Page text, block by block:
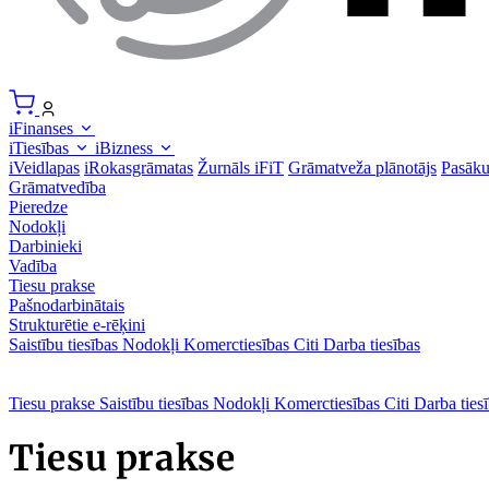
iFinanses
iTiesības
iBizness
iVeidlapas iRokasgrāmatas Žurnāls iFiT Grāmatveža plānotājs
Grāmatvedība
Pieredze
Nodokļi
Darbinieki
Vadība
Tiesu prakse
Pašnodarbinātais
Strukturētie e-rēķini
Saistību tiesības Nodokļi Komerctiesības Citi Darba tiesības
Tiesu prakse Saistību tiesības Nodokļi Komerctiesības Citi Darba
Tiesu prakse